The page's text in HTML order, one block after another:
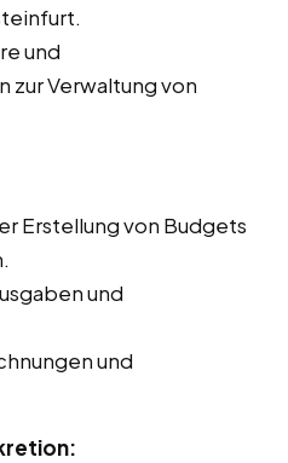
und
zur Verwaltung von
Erstellung von Budgets
und
und